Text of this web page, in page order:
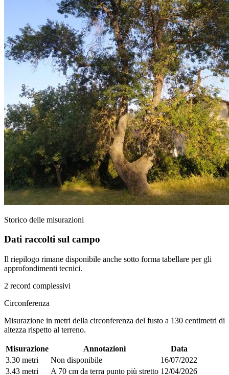
Storico delle misurazioni
Dati raccolti sul campo
Il riepilogo rimane disponibile anche sotto forma tabellare per gli
approfondimenti tecnici.
2 record complessivi
Circonferenza
Misurazione in metri della circonferenza del fusto a 130 centimetri di
altezza rispetto al terreno.
Misurazione Annotazioni
Data
3.30 metri
Non disponibile
16/07/2022
3.43 metri
A 70 cm da terra punto più stretto 12/04/2026